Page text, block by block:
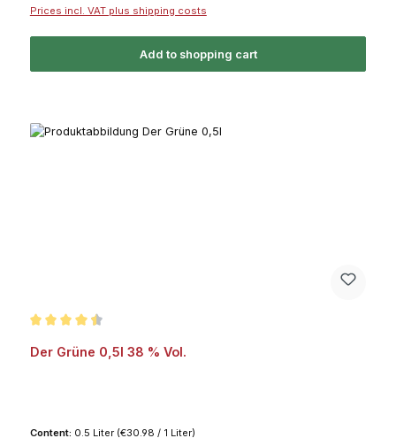
Prices incl. VAT plus shipping costs
Add to shopping cart
Der Grüne 0,5l 38 % Vol.
Content: 0.5 Liter (€30.98 / 1 Liter)